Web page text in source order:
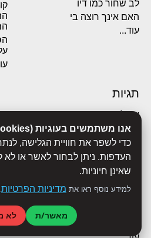
אנו משתמשים בעוגיות (Cookies)
כדי לשפר את חוויית הגלישה,
העדפות. ניתן לבחור לאשר או לא
שאינן חיוניות.
למידע נוסף ראו את מדיניות הפרטיות.
מאשר/ת לא
לב שחור כמו דיו
האם אינך רוצה בי
עוד...
תגיות
אבולוציה
אכסדרה
אנשים
ביוגרפיות
ביולוגיה
ג'רונימו סטילטון